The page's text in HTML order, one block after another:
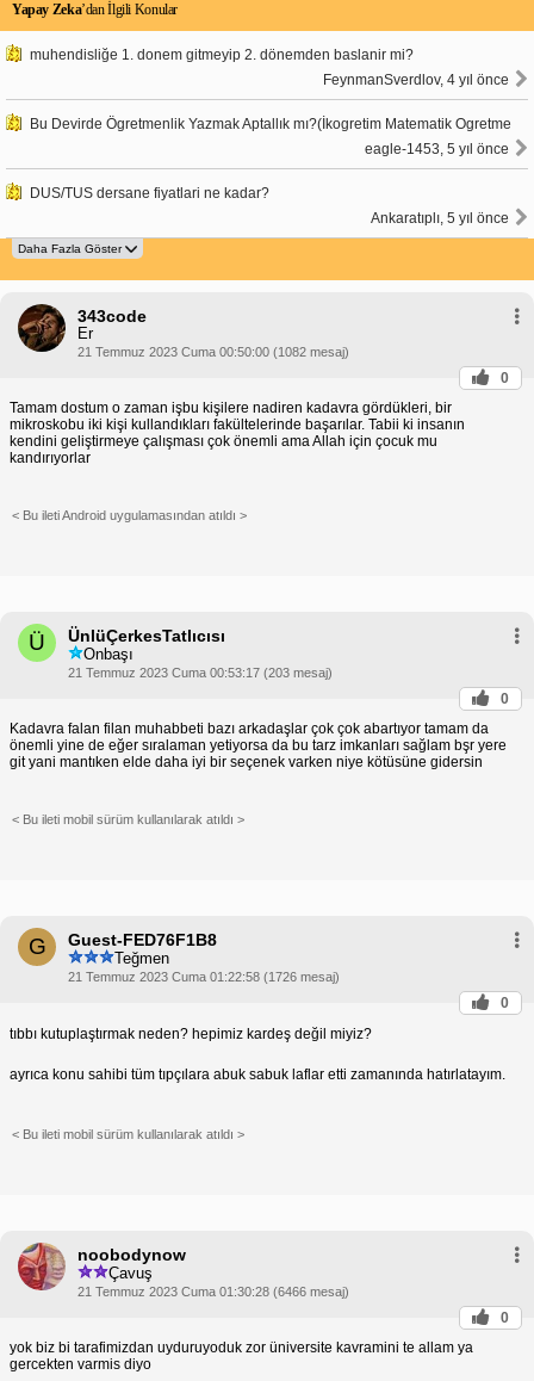
Yapay Zeka’dan İlgili Konular
muhendisliğe 1. donem gitmeyip 2. dönemden baslanir mi?
FeynmanSverdlov, 4 yıl önce
Bu Devirde Ögretmenlik Yazmak Aptallık mı?(İkogretim Matematik Ogretme
eagle-1453, 5 yıl önce
DUS/TUS dersane fiyatlari ne kadar?
Ankaratıplı, 5 yıl önce
343code
Er
21 Temmuz 2023 Cuma 00:50:00 (1082 mesaj)
0
Tamam dostum o zaman işbu kişilere nadiren kadavra gördükleri, bir
mikroskobu iki kişi kullandıkları fakültelerinde başarılar. Tabii ki insanın
kendini geliştirmeye çalışması çok önemli ama Allah için çocuk mu
kandırıyorlar
< Bu ileti Android uygulamasından atıldı >
Ü ÜnlüÇerkesTatlıcısı
Onbaşı
21 Temmuz 2023 Cuma 00:53:17 (203 mesaj)
0
Kadavra falan filan muhabbeti bazı arkadaşlar çok çok abartıyor tamam da
önemli yine de eğer sıralaman yetiyorsa da bu tarz imkanları sağlam bşr yere
git yani mantıken elde daha iyi bir seçenek varken niye kötüsüne gidersin
< Bu ileti mobil sürüm kullanılarak atıldı >
G Guest-FED76F1B8
Teğmen
21 Temmuz 2023 Cuma 01:22:58 (1726 mesaj)
0
tıbbı kutuplaştırmak neden? hepimiz kardeş değil miyiz?
ayrıca konu sahibi tüm tıpçılara abuk sabuk laflar etti zamanında hatırlatayım.
< Bu ileti mobil sürüm kullanılarak atıldı >
noobodynow
Çavuş
21 Temmuz 2023 Cuma 01:30:28 (6466 mesaj)
0
yok biz bi tarafimizdan uyduruyoduk zor üniversite kavramini te allam ya
gercekten varmis diyo